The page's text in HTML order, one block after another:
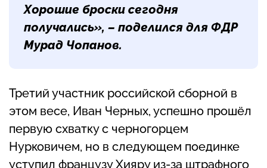
Хорошие броски сегодня
получались», – поделился для ФДР
Мурад Чопанов.
Третий участник российской сборной в
этом весе, Иван Черных, успешно прошёл
первую схватку с черногорцем
Нурковичем, но в следующем поединке
уступил французу Хияру из-за штрафного